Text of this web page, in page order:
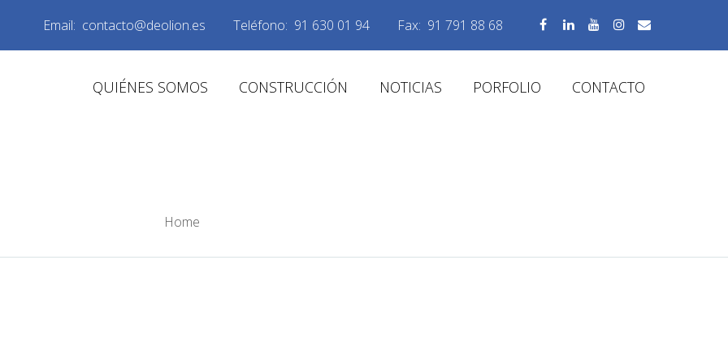
Email: contacto@deolion.es Teléfono: 91 630 01 94 Fax: 91 791 88 68
QUIÉNES SOMOS CONSTRUCCIÓN NOTICIAS PORFOLIO CONTACTO
Home